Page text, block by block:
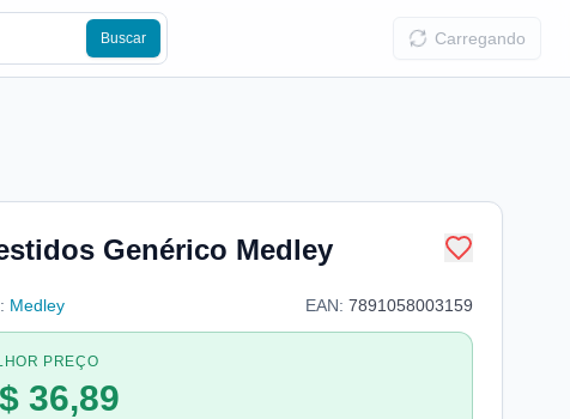
Buscar Carregando
Genérico Medley
Medley EAN: 7891058003159
PREÇO
36,89